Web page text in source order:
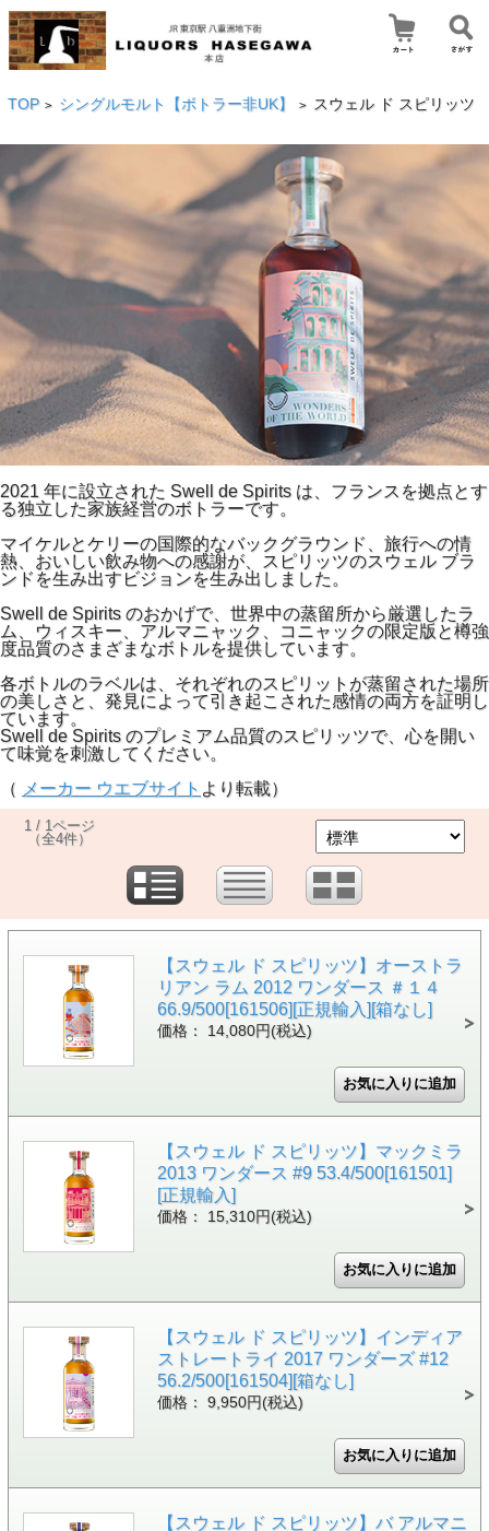
TOP > シングルモルト【ボトラー非UK】 > スウェル ド スピリッツ
2021 年に設立された Swell de Spirits は、フランスを拠点とす
る独立した家族経営のボトラーです。
マイケルとケリーの国際的なバックグラウンド、旅行への情
熱、おいしい飲み物への感謝が、スピリッツのスウェル ブラ
ンドを生み出すビジョンを生み出しました。
Swell de Spirits のおかげで、世界中の蒸留所から厳選したラ
ム、ウィスキー、アルマニャック、コニャックの限定版と樽強
度品質のさまざまなボトルを提供しています。
各ボトルのラベルは、それぞれのスピリットが蒸留された場所
の美しさと、発見によって引き起こされた感情の両方を証明し
ています。
Swell de Spirits のプレミアム品質のスピリッツで、心を開い
て味覚を刺激してください。
（ メーカー ウエブサイト より転載）
1 / 1ページ
（全4件）
【スウェル ド スピリッツ】オーストラ
リアン ラム 2012 ワンダース ＃１４
66.9/500[161506][正規輸入][箱なし]
価格： 14,080円(税込)
【スウェル ド スピリッツ】マックミラ
2013 ワンダース #9 53.4/500[161501]
[正規輸入]
価格： 15,310円(税込)
【スウェル ド スピリッツ】インディア
ストレートライ 2017 ワンダーズ #12
56.2/500[161504][箱なし]
価格： 9,950円(税込)
【スウェル ド スピリッツ】バ アルマニ